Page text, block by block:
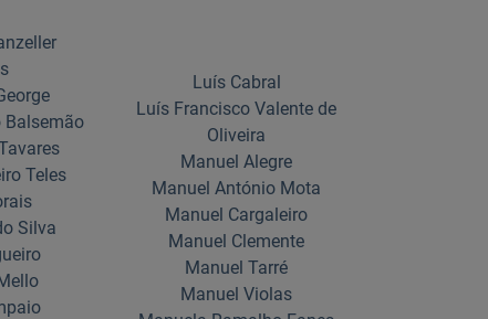
Balsemão
Teles
Silva
Luís Cabral
Luís Francisco Valente de
Oliveira
Manuel Alegre
Manuel António Mota
Manuel Cargaleiro
Manuel Clemente
Manuel Tarré
Manuel Violas